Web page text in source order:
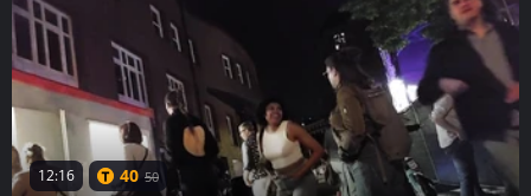
12:16 40 50